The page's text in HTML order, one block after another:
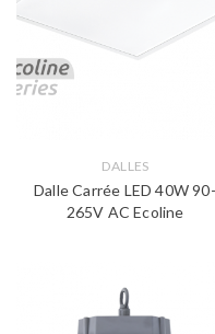
DALLES
Dalle Carrée LED 40W 90-
265V AC Ecoline